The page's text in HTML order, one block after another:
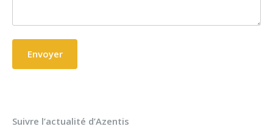
Suivre l’actualité d’Azentis